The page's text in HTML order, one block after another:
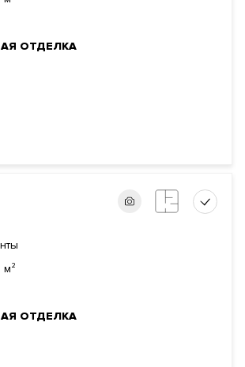
ОТДЕЛКА
м²
ОТДЕЛКА